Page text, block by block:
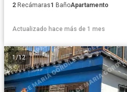
2 Recámaras1 BañoApartamento
Actualizado hace más de 1 mes
1/12